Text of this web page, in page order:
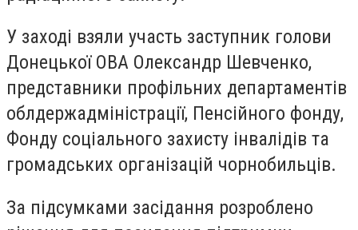
У заході взяли участь заступник голови
Донецької ОВА Олександр Шевченко,
представники профільних департаментів
облдержадміністрації, Пенсійного фонду,
Фонду соціального захисту інвалідів та
громадських організацій чорнобильців.
За підсумками засідання розроблено